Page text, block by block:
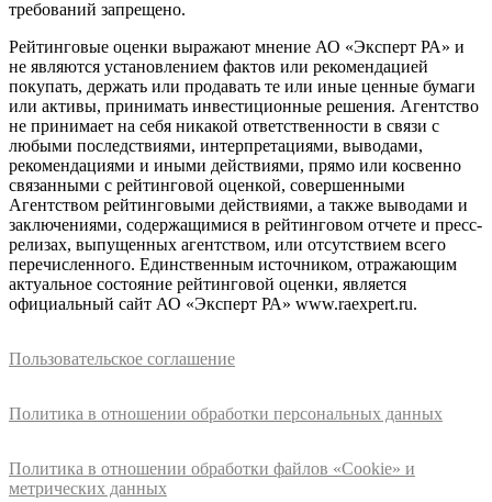
требований запрещено.
Рейтинговые оценки выражают мнение АО «Эксперт РА» и
не являются установлением фактов или рекомендацией
покупать, держать или продавать те или иные ценные бумаги
или активы, принимать инвестиционные решения. Агентство
не принимает на себя никакой ответственности в связи с
любыми последствиями, интерпретациями, выводами,
рекомендациями и иными действиями, прямо или косвенно
связанными с рейтинговой оценкой, совершенными
Агентством рейтинговыми действиями, а также выводами и
заключениями, содержащимися в рейтинговом отчете и пресс-
релизах, выпущенных агентством, или отсутствием всего
перечисленного. Единственным источником, отражающим
актуальное состояние рейтинговой оценки, является
официальный сайт АО «Эксперт РА» www.raexpert.ru.
Пользовательское соглашение
Политика в отношении обработки персональных данных
Политика в отношении обработки файлов «Cookie» и
метрических данных